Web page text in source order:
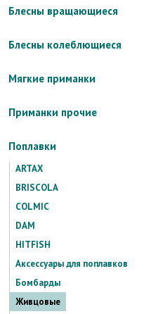
Блесны вращающиеся
Блесны колеблющиеся
Мягкие приманки
Приманки прочие
Поплавки
ARTAX
BRISCOLA
COLMIC
DAM
HITFISH
Аксессуары для поплавков
Бомбарды
Живцовые